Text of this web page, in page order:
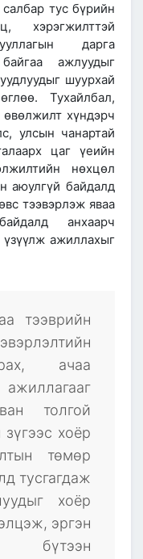
тус бүрийн
хэрэгжилттэй
дарга
ажлуудыг
шуурхай
Тухайлбал,
хүндэрч
улсын чанартай
цаг үеийн
нөхцөл
аюулгүй байдалд
тээвэрлэж яваа
анхаарч
үзүүлж ажиллахыг
тээврийн
ачаа
толгой
хоёр
төмөр
тусгагдаж
хоёр
эргэн
бүтээн